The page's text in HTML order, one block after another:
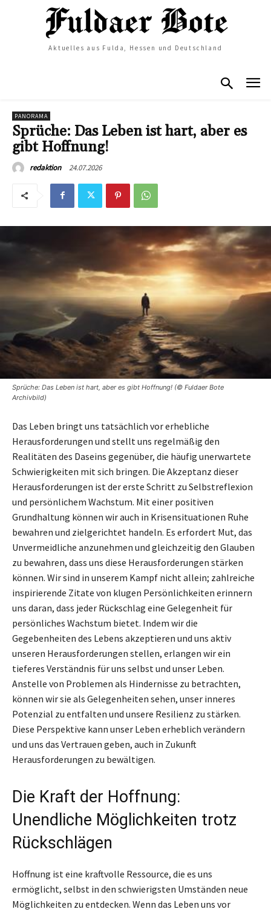
Aktuelles aus Fulda, Hessen und Deutschland
PANORAMA
Sprüche: Das Leben ist hart, aber es
gibt Hoffnung!
redaktion 24.07.2026
Sprüche: Das Leben ist hart, aber es gibt Hoffnung! (© Fuldaer Bote
Archivbild)
Das Leben bringt uns tatsächlich vor erhebliche
Herausforderungen und stellt uns regelmäßig den
Realitäten des Daseins gegenüber, die häufig unerwartete
Schwierigkeiten mit sich bringen. Die Akzeptanz dieser
Herausforderungen ist der erste Schritt zu Selbstreflexion
und persönlichem Wachstum. Mit einer positiven
Grundhaltung können wir auch in Krisensituationen Ruhe
bewahren und zielgerichtet handeln. Es erfordert Mut, das
Unvermeidliche anzunehmen und gleichzeitig den Glauben
zu bewahren, dass uns diese Herausforderungen stärken
können. Wir sind in unserem Kampf nicht allein; zahlreiche
inspirierende Zitate von klugen Persönlichkeiten erinnern
uns daran, dass jeder Rückschlag eine Gelegenheit für
persönliches Wachstum bietet. Indem wir die
Gegebenheiten des Lebens akzeptieren und uns aktiv
unseren Herausforderungen stellen, erlangen wir ein
tieferes Verständnis für uns selbst und unser Leben.
Anstelle von Problemen als Hindernisse zu betrachten,
können wir sie als Gelegenheiten sehen, unser inneres
Potenzial zu entfalten und unsere Resilienz zu stärken.
Diese Perspektive kann unser Leben erheblich verändern
und uns das Vertrauen geben, auch in Zukunft
Herausforderungen zu bewältigen.
Die Kraft der Hoffnung:
Unendliche Möglichkeiten trotz
Rückschlägen
Hoffnung ist eine kraftvolle Ressource, die es uns
ermöglicht, selbst in den schwierigsten Umständen neue
Möglichkeiten zu entdecken. Wenn das Leben uns vor